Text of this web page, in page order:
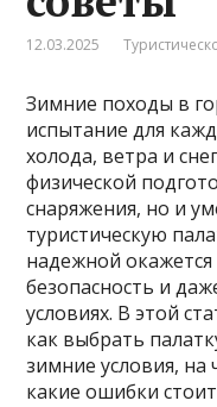
12.03.2025
Зимние походы в
испытание для
холода, ветра и
физической
снаряжения, но и
туристическую
надежной
безопасность и
условиях. В этой
как выбрать
зимние условия,
какие ошибки